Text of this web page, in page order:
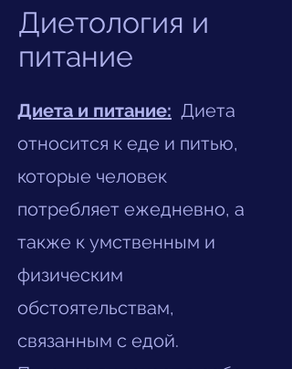
Диетология и
питание
Диета и питание: Диета
относится к еде и питью,
которые человек
потребляет ежедневно, а
также к умственным и
физическим
обстоятельствам,
связанным с едой.